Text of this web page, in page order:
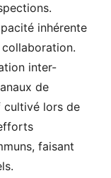
inhérente
inter-
de
cultivé lors de
faisant